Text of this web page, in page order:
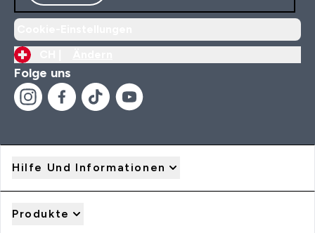
Folge uns
Hilfe Und Informationen
Produkte